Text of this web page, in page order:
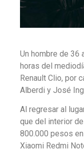
Un hombre de 36
horas del
Renault Clio, por
Alberdi y José
Al regresar al
que del interior
800.000 pesos
Xiaomi Redmi